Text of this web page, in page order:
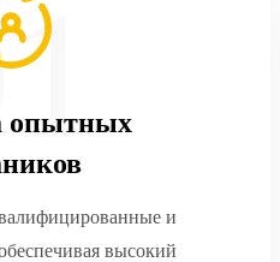
опытных
и
высокий